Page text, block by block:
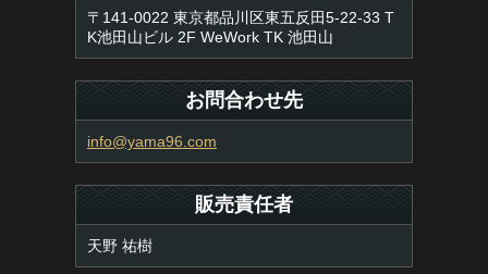
〒141-0022 東京都品川区東五反田5-22-33 T
K池田山ビル 2F WeWork TK 池田山
お問合わせ先
info@yama96.com
販売責任者
天野 祐樹